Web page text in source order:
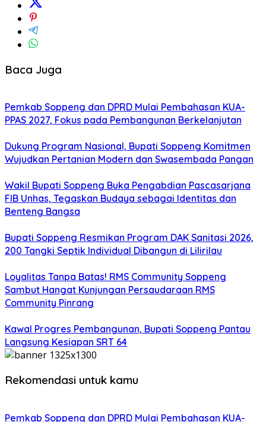
Baca Juga
Pemkab Soppeng dan DPRD Mulai Pembahasan KUA-
PPAS 2027, Fokus pada Pembangunan Berkelanjutan
Dukung Program Nasional, Bupati Soppeng Komitmen
Wujudkan Pertanian Modern dan Swasembada Pangan
Wakil Bupati Soppeng Buka Pengabdian Pascasarjana
FIB Unhas, Tegaskan Budaya sebagai Identitas dan
Benteng Bangsa
Bupati Soppeng Resmikan Program DAK Sanitasi 2026,
200 Tangki Septik Individual Dibangun di Lilirilau
Loyalitas Tanpa Batas! RMS Community Soppeng
Sambut Hangat Kunjungan Persaudaraan RMS
Community Pinrang
Kawal Progres Pembangunan, Bupati Soppeng Pantau
Langsung Kesiapan SRT 64
Rekomendasi untuk kamu
Pemkab Soppeng dan DPRD Mulai Pembahasan KUA-